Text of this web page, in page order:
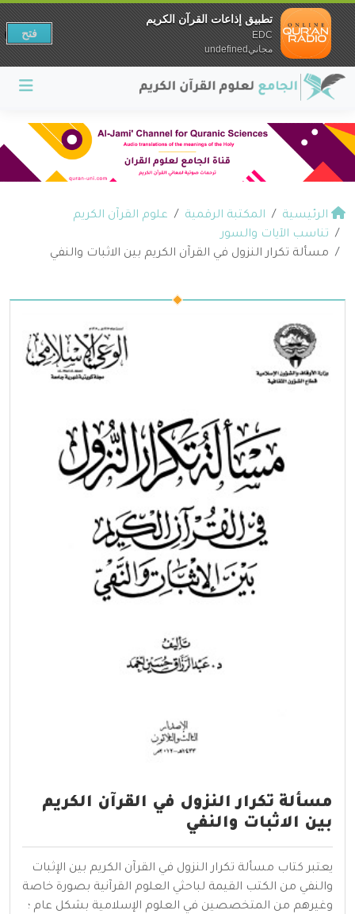
الرئيسية المكتبة الرقمية
علوم القرآن الكريم
تناسب الآيات والسور
مسألة تكرار النزول في القرآن الكريم بين الاثبات والنفي
مسألة تكرار النزول في القرآن الكريم
بين الاثبات والنفي
يعتبر كتاب مسألة تكرار النزول في القرآن الكريم بين الإثبات
والنفي من الكتب القيمة لباحثي العلوم القرآنية بصورة خاصة
وغيرهم من المتخصصين في العلوم الإسلامية بشكل عام ؛
تطبيق إذاعات القرآن الكريم
EDC
مجانيundefined
فتح